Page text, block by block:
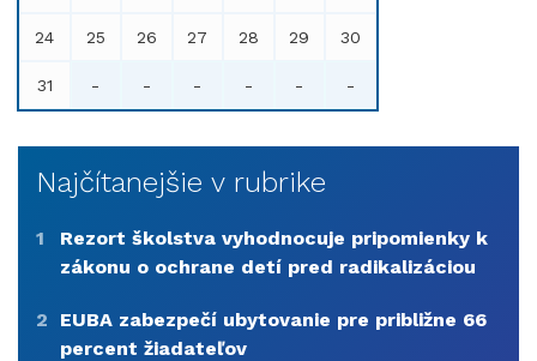
24 25 26 27 28 29 30
31 - - - - - -
Najčítanejšie v rubrike
1
Rezort školstva vyhodnocuje pripomienky k
zákonu o ochrane detí pred radikalizáciou
2
EUBA zabezpečí ubytovanie pre približne 66
percent žiadateľov